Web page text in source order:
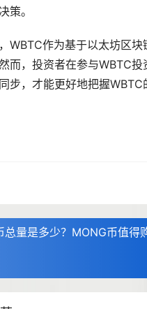
策。
WBTC作为基于以太坊区
而，投资者在参与WBTC
步，才能更好地把握WBTC
量是多少？MONG币值得